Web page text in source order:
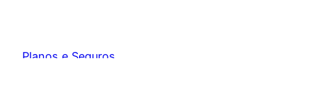
Planos e Seguros